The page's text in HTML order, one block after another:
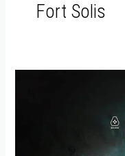
Fort Solis